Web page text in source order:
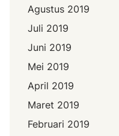
Agustus 2019
Juli 2019
Juni 2019
Mei 2019
April 2019
Maret 2019
Februari 2019